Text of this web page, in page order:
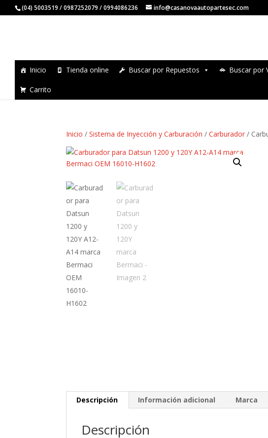
(04) 5003519 / 0987252079 / 0994086236 info@casanovaautopartesec.com
Inicio Tienda online Buscar por Repuestos Buscar por
Carrito
Inicio /Sistema de Inyección y Carburación /Carburador /
Descripción Información adicional Marca
Descripción